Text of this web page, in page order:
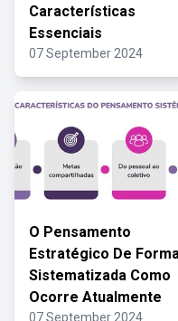
Características
Essenciais
07 September 2024
O Pensamento
Estratégico De
Sistematizada Como
Ocorre Atualmente
07 September 2024